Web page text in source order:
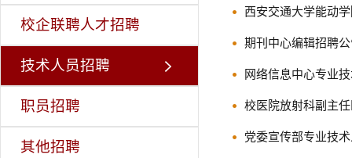
校企联聘人才招聘
技术人员招聘
职员招聘
其他招聘
西安交通大学能动
期刊中心编辑招聘
网络信息中心专业
校医院放射科副主
党委宣传部专业技